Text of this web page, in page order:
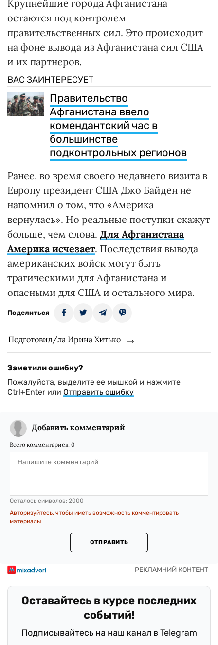
Крупнейшие города Афганистана
остаются под контролем
правительственных сил. Это происходит
на фоне вывода из Афганистана сил США
и их партнеров.
ВАС ЗАИНТЕРЕСУЕТ
Правительство
Афганистана ввело
комендантский час в
большинстве
подконтрольных регионов
Ранее, во время своего недавнего визита в
Европу президент США Джо Байден не
напомнил о том, что «Америка
вернулась». Но реальные поступки скажут
больше, чем слова. Для Афганистана
Америка исчезает. Последствия вывода
американских войск могут быть
трагическими для Афганистана и
опасными для США и остального мира.
Поделиться
Подготовил/ла Ирина Хитько
Заметили ошибку?
Пожалуйста, выделите ее мышкой и нажмите
Ctrl+Enter или Отправить ошибку
Добавить комментарий
Всего комментариев: 0
Осталось символов: 2000
Авторизуйтесь, чтобы иметь возможность комментировать
материалы
ОТПРАВИТЬ
Оставайтесь в курсе последних
событий!
Подписывайтесь на наш канал в Telegram